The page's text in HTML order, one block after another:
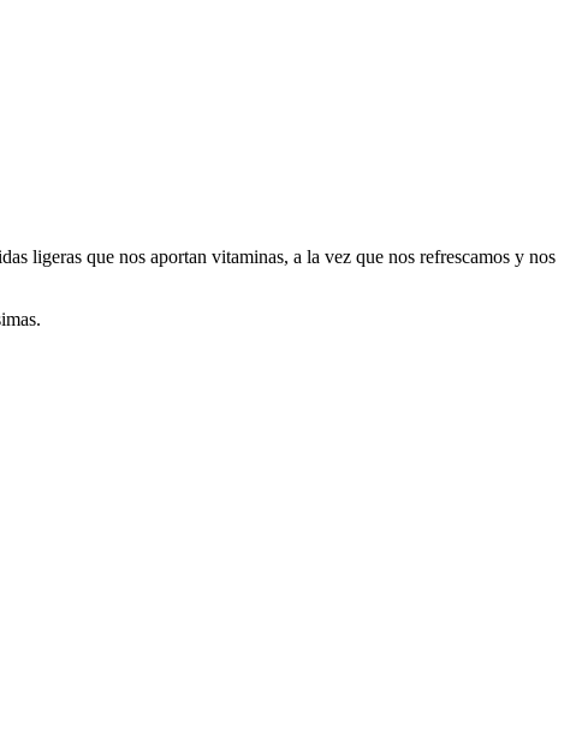
ligeras que nos aportan vitaminas, a la vez que nos refrescamos y nos